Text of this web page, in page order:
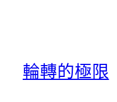
輪轉的極限